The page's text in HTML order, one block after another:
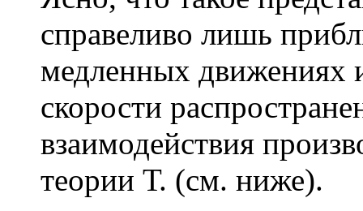
справеливо лишь
медленных движениях
скорости
взаимодействия
теории Т. (см. ниже).